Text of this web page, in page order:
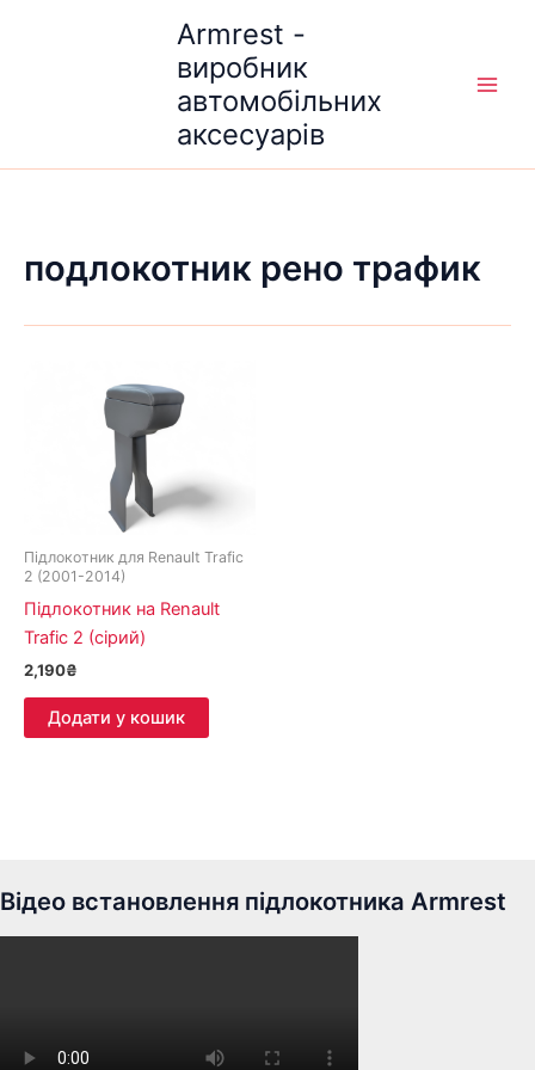
Armrest -
виробник
автомобільних
аксесуарів
подлокотник рено трафик
Підлокотник для Renault Trafic
2 (2001-2014)
Підлокотник на Renault
Trafic 2 (сірий)
2,190₴
Додати у кошик
Відео встановлення підлокотника Armrest